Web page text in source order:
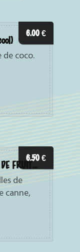
6.00€
de coco.
6.50€
VIRGIN MOJITO À LA PURÉE DE FRUITS (sans alcool)
de
canne,